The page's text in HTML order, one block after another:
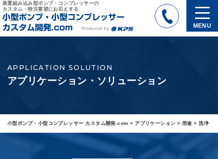
装置組み込み型ポンプ・コンプレッサーの
カスタム・特注要望にお応えする
MENU
APPLICATION SOLUTION
アプリケーション・ソリューション
小型ポンプ・小型コンプレッサー カスタム開発.com > アプリケーション > 用途 >洗浄